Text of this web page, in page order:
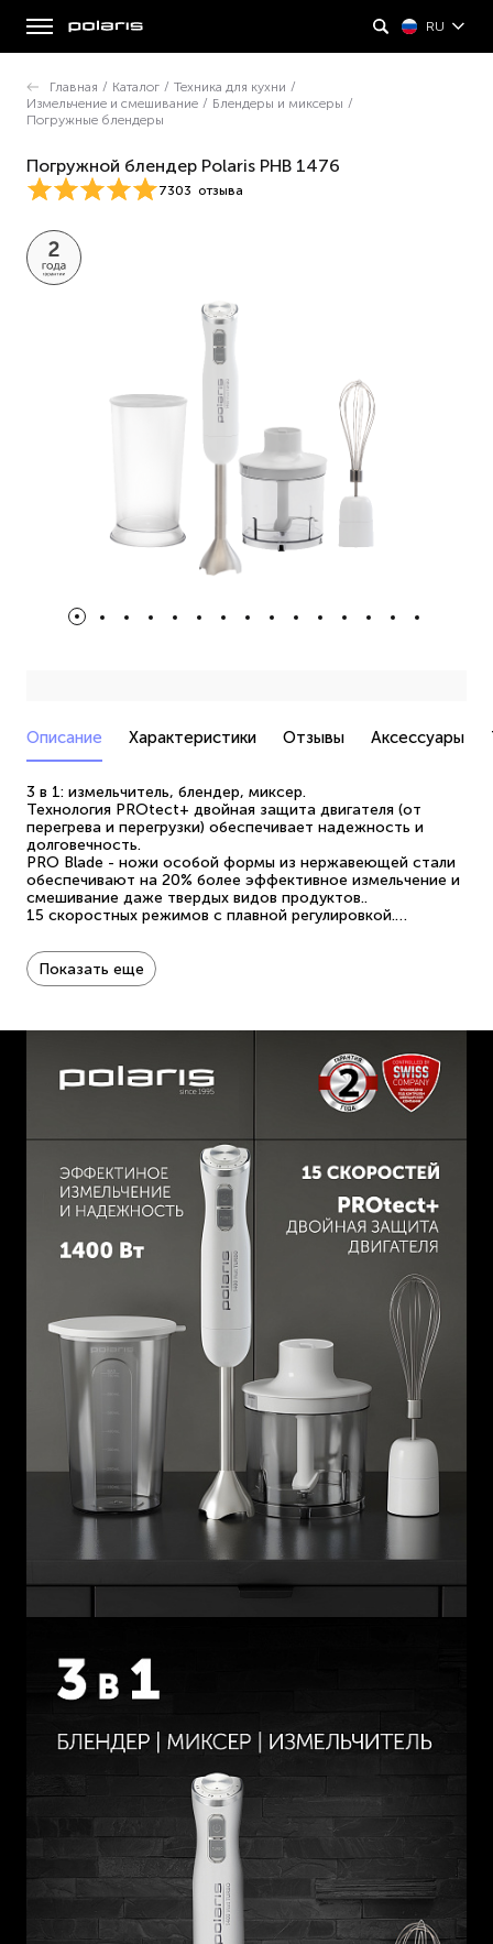
RU
Главная / Каталог / Техника для кухни /
Измельчение и смешивание / Блендеры и миксеры /
Погружные блендеры
Погружной блендер Polaris PHB 1476
7303 отзыва
Описание Характеристики Отзывы Аксессуары
3 в 1: измельчитель, блендер, миксер.
Технология PROtect+ двойная защита двигателя (от
перегрева и перегрузки) обеспечивает надежность и
долговечность.
PRO Blade - ножи особой формы из нержавеющей стали
обеспечивают на 20% более эффективное измельчение и
смешивание даже твердых видов продуктов..
15 скоростных режимов с плавной регулировкой.
Измельчительная чаша 0,5 литра.
Мерный стакан с крышкой объемом 0,7 литра.
Насадка блендера из нержавеющей стали.
Показать еще